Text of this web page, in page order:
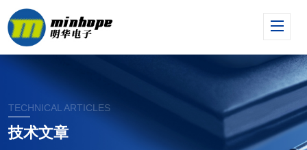
TECHNICAL ARTICLES
技术文章